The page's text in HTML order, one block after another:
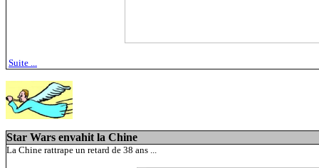
Suite ...
Star Wars envahit la Chine
La Chine rattrape un retard de 38 ans ...